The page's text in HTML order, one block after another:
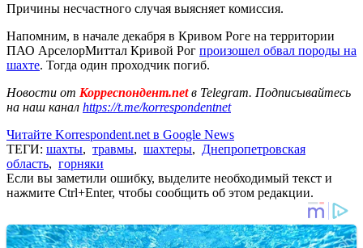
Причины несчастного случая выясняет комиссия.
Напомним, в начале декабря в Кривом Роге на территории
ПАО АрселорМиттал Кривой Рог произошел обвал породы на
шахте. Тогда один проходчик погиб.
Новости от Корреспондент.netв Telegram. Подписывайтесь
на наш канал https://t.me/korrespondentnet
Читайте Korrespondent.net в Google News
ТЕГИ: шахты, травмы, шахтеры, Днепропетровская
область, горняки
Если вы заметили ошибку, выделите необходимый текст и
нажмите Ctrl+Enter, чтобы сообщить об этом редакции.